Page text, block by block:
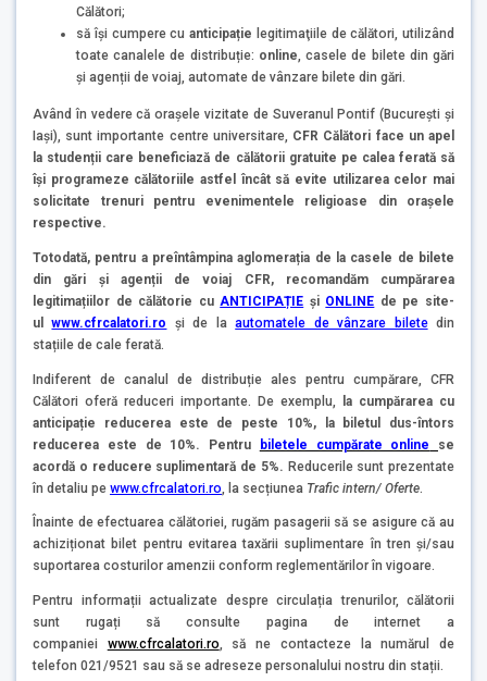
Călători;
să îşi cumpere cu anticipație legitimaţiile de călători, utilizând
toate canalele de distribuție: online, casele de bilete din gări
și agenții de voiaj, automate de vânzare bilete din gări.
Având în vedere că orașele vizitate de Suveranul Pontif (Bucureşti şi
Iaşi), sunt importante centre universitare, CFR Călători face un apel
la studenții care beneficiază de călătorii gratuite pe calea ferată să
își programeze călătoriile astfel încât să evite utilizarea celor mai
solicitate trenuri pentru evenimentele religioase din orașele
respective.
Totodată, pentru a preîntâmpina aglomerația de la casele de bilete
din gări și agenții de voiaj CFR, recomandăm cumpărarea
legitimațiilor de călătorie cuANTICIPAȚIE și ONLINE de pe site-
ulwww.cfrcalatori.ro și de laautomatele de vânzare bilete din
stațiile de cale ferată.
Indiferent de canalul de distribuție ales pentru cumpărare, CFR
Călători oferă reduceri importante. De exemplu,
la cumpărarea cu
anticipație reducerea este de peste 10%, la biletul dus-întors
reducerea este de 10%. Pentru
biletele cumpărate online
se
acordă o reducere suplimentară de 5%. Reducerile sunt prezentate
în detaliu pe www.cfrcalatori.ro , la secțiunea Trafic intern/ Oferte
Înainte de efectuarea călătoriei, rugăm pasagerii să se asigure că au
achiziționat bilet pentru evitarea taxării suplimentare în tren și/sau
suportarea costurilor amenzii conform reglementărilor în vigoare.
Pentru informații actualizate despre circulația trenurilor, călătorii
sunt rugați să consulte pagina de internet a
companiei www.cfrcalatori.ro, să ne contacteze la numărul de
telefon 021/9521 sau să se adreseze personalului nostru din stații.